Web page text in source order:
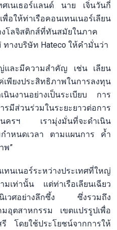
เนเธอร์แลนด์ นาย เจิ่นวันกี่
อให้ท่าเรือคอนเทนเนอร์เลียน
งโลจิสติกส์ที่ทันสมัยในภาค
างบริษัท Hateco ให้คำมั่นว่า
และมีความสำคัญ เช่น เลียน
พียงประสิทธิภาพในการลงทุน
นงานอย่างเป็นระเบียบ การ
ส่วนร่วมในระยะยาวต่อการ
นครฯ เรามุ่งมั่นที่จะดำเนิน
กำหนดเวลา ตามแผนการ ค้ำ
พ”
ทนเนอร์ระหว่างประเทศที่ใหญ่
เท่านั้น แต่ท่าเรือเลียนเฉียว
บนิเวศอย่างลึกซึ้ง ซึ่งรวมถึง
อุตสาหกรรม เขตแปรรูปเพื่อ
โดยใช้ประโยชน์จากการให้